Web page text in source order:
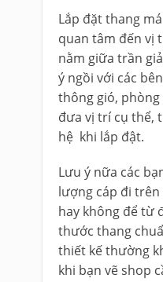
Lắp đặt thang
quan tâm đến vị
nằm giữa trần
ý ngồi với các
thông gió, phòng
đưa vị trí cụ thể,
hệ khi lắp đật.
Lưu ý nữa các
lượng cáp đi
hay không để từ
thước thang
thiết kế thường
khi bạn vẽ shop